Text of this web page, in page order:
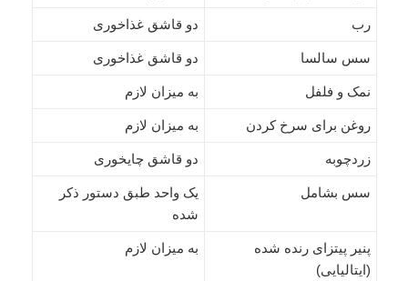
رب دو قاشق غذاخوری
سس سالسا دو قاشق غذاخوری
نمک و فلفل به میزان لازم
روغن برای سرخ كردن به میزان لازم
زردچوبه دو قاشق چایخوری
سس بشامل
یک واحد طبق دستور ذكر
شده
پنیر پیتزای رنده شده
(ایتالیایی)
به میزان لازم